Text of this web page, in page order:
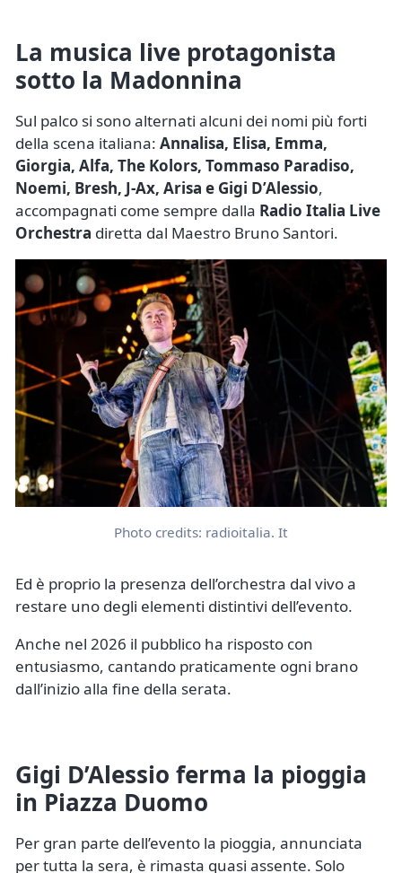
La musica live protagonista
sotto la Madonnina
Sul palco si sono alternati alcuni dei nomi più forti
della scena italiana: Annalisa, Elisa, Emma,
Giorgia, Alfa, The Kolors, Tommaso Paradiso,
Noemi, Bresh, J-Ax, Arisa e Gigi D’Alessio,
accompagnati come sempre dalla Radio Italia Live
Orchestra diretta dal Maestro Bruno Santori.
Photo credits: radioitalia. It
Ed è proprio la presenza dell’orchestra dal vivo a
restare uno degli elementi distintivi dell’evento.
Anche nel 2026 il pubblico ha risposto con
entusiasmo, cantando praticamente ogni brano
dall’inizio alla fine della serata.
Gigi D’Alessio ferma la pioggia
in Piazza Duomo
Per gran parte dell’evento la pioggia, annunciata
per tutta la sera, è rimasta quasi assente. Solo